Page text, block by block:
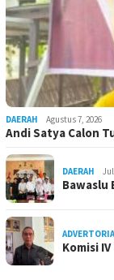
DAERAH Agustus 7, 2026
Andi Satya Calon
DAERAH
Bawaslu
Komisi